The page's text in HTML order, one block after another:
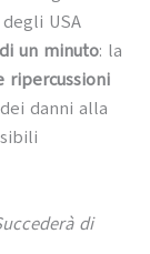
USA
un minuto: la
ripercussioni
danni alla
di